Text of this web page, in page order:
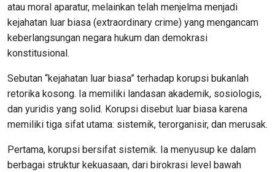
atau moral aparatur, melainkan telah menjelma menjadi
kejahatan luar biasa (extraordinary crime) yang mengancam
keberlangsungan negara hukum dan demokrasi
konstitusional.
Sebutan “kejahatan luar biasa” terhadap korupsi bukanlah
retorika kosong. Ia memiliki landasan akademik, sosiologis,
dan yuridis yang solid. Korupsi disebut luar biasa karena
memiliki tiga sifat utama: sistemik, terorganisir, dan merusak.
Pertama, korupsi bersifat sistemik. Ia menyusup ke dalam
berbagai struktur kekuasaan, dari birokrasi level bawah